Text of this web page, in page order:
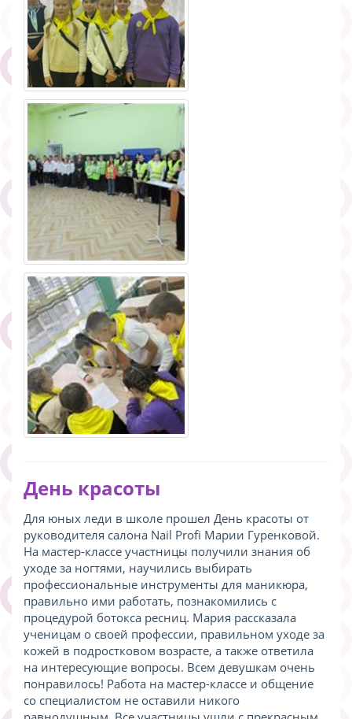
День красоты
Для юных леди в школе прошел День красоты от
руководителя салона Nail Profi Марии Гуренковой.
На мастер-классе участницы получили знания об
уходе за ногтями, научились выбирать
профессиональные инструменты для маникюра,
правильно ими работать, познакомились с
процедурой ботокса ресниц. Мария рассказала
ученицам о своей профессии, правильном уходе за
кожей в подростковом возрасте, а также ответила
на интересующие вопросы. Всем девушкам очень
понравилось! Работа на мастер-классе и общение
со специалистом не оставили никого